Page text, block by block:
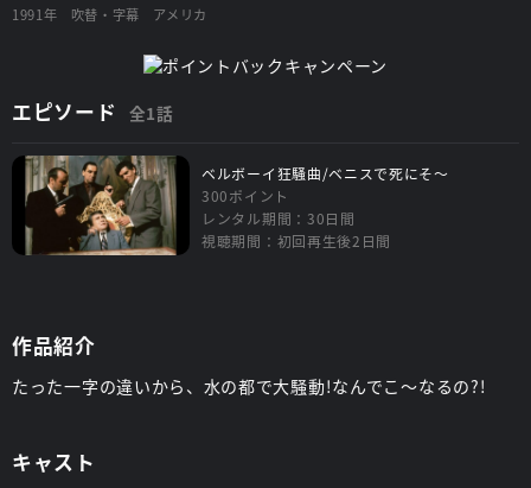
1991年 吹替・字幕 アメリカ
エピソード 全1話
ベルボーイ狂騒曲/ベニスで死にそ～
300ポイント
レンタル期間：30日間
視聴期間：初回再生後2日間
作品紹介
たった一字の違いから、水の都で大騒動!なんでこ～なるの?!
キャスト